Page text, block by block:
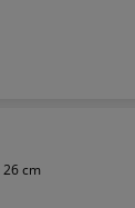
26 cm